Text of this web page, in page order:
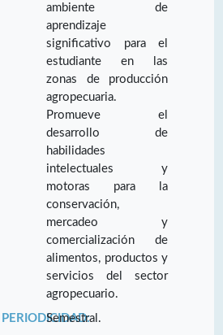
ambiente de
aprendizaje
significativo para el
estudiante en las
zonas de producción
agropecuaria.
Promueve el
desarrollo de
habilidades
intelectuales y
motoras para la
conservación,
mercadeo y
comercialización de
alimentos, productos y
servicios del sector
agropecuario.
PERIODICIDAD:
Semestral.